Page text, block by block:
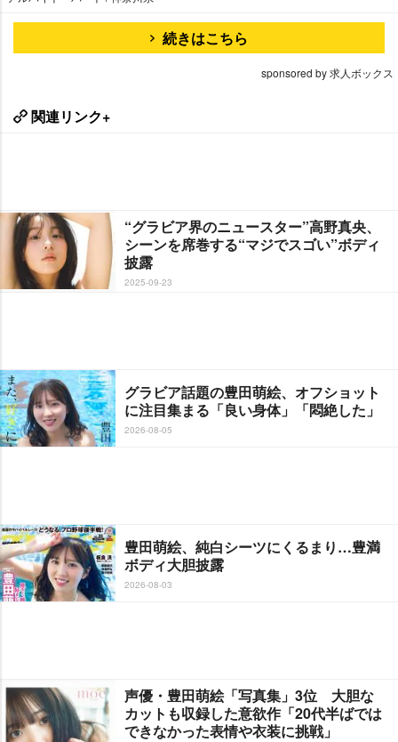
続きはこちら
sponsored by 求人ボックス
関連リンク+
“グラビア界のニュースター”高野真央、
シーンを席巻する“マジでスゴい”ボディ
披露
2025-09-23
グラビア話題の豊田萌絵、オフショット
に注目集まる「良い身体」「悶絶した」
2026-08-05
豊田萌絵、純白シーツにくるまり…豊満
ボディ大胆披露
2026-08-03
声優・豊田萌絵「写真集」3位 大胆な
カットも収録した意欲作「20代半ばでは
できなかった表情や衣装に挑戦」